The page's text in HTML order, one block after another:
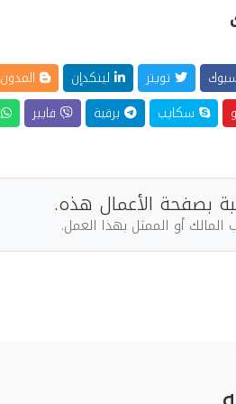
تويتر لينكدإن المدون
سكايب برقية فايبر
بصفحة الأعمال هذه.
المالك أو الممثل بهذا العمل.